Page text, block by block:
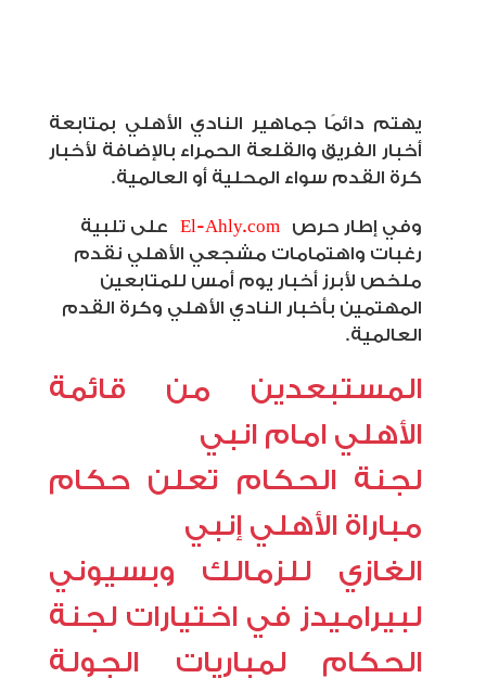
يهتم دائمًا جماهير النادي الأهلي بمتابعة
أخبار الفريق والقلعة الحمراء بالإضافة لأخبار
كرة القدم سواء المحلية أو العالمية.
وفي إطار حرص El-Ahly.com
على تلبية
رغبات واهتمامات مشجعي الأهلي نقدم
ملخص لأبرز أخبار يوم أمس للمتابعين
المهتمين بأخبار النادي الأهلي وكرة القدم
العالمية.
المستبعدين من قائمة
الأهلي امام انبي
لجنة الحكام تعلن حكام
مباراة الأهلي إنبي
الغازي للزمالك وبسيوني
لبيراميدز في اختيارات لجنة
الحكام لمباريات الجولة